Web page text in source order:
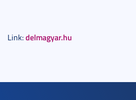
Link:delmagyar.hu